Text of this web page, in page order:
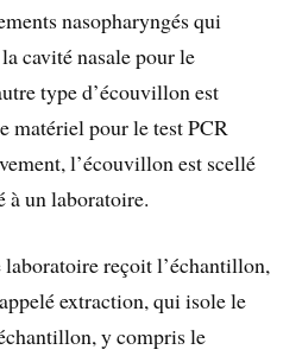
nasopharyngés qui
cavité nasale pour le
type d’écouvillon est
matériel pour le test PCR
l’écouvillon est scellé
à un laboratoire.
laboratoire reçoit l’échantillon,
extraction, qui isole le
y compris le